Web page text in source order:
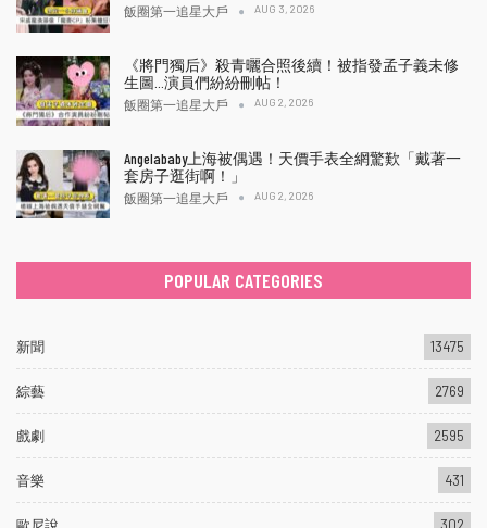
飯圈第一追星大戶 AUG 3, 2026
《將門獨后》殺青曬合照後續！被指發孟子義未修
生圖…演員們紛紛刪帖！
飯圈第一追星大戶 AUG 2, 2026
Angelababy上海被偶遇！天價手表全網驚歎「戴著一
套房子逛街啊！」
飯圈第一追星大戶 AUG 2, 2026
POPULAR CATEGORIES
新聞 13475
綜藝 2769
戲劇 2595
音樂 431
歐尼說 302